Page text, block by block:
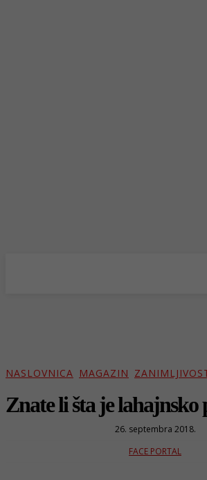
NASLOVNICA MAGAZIN
Znate li šta je lahajnsko
26. septembra 2018.
FACE PORTAL